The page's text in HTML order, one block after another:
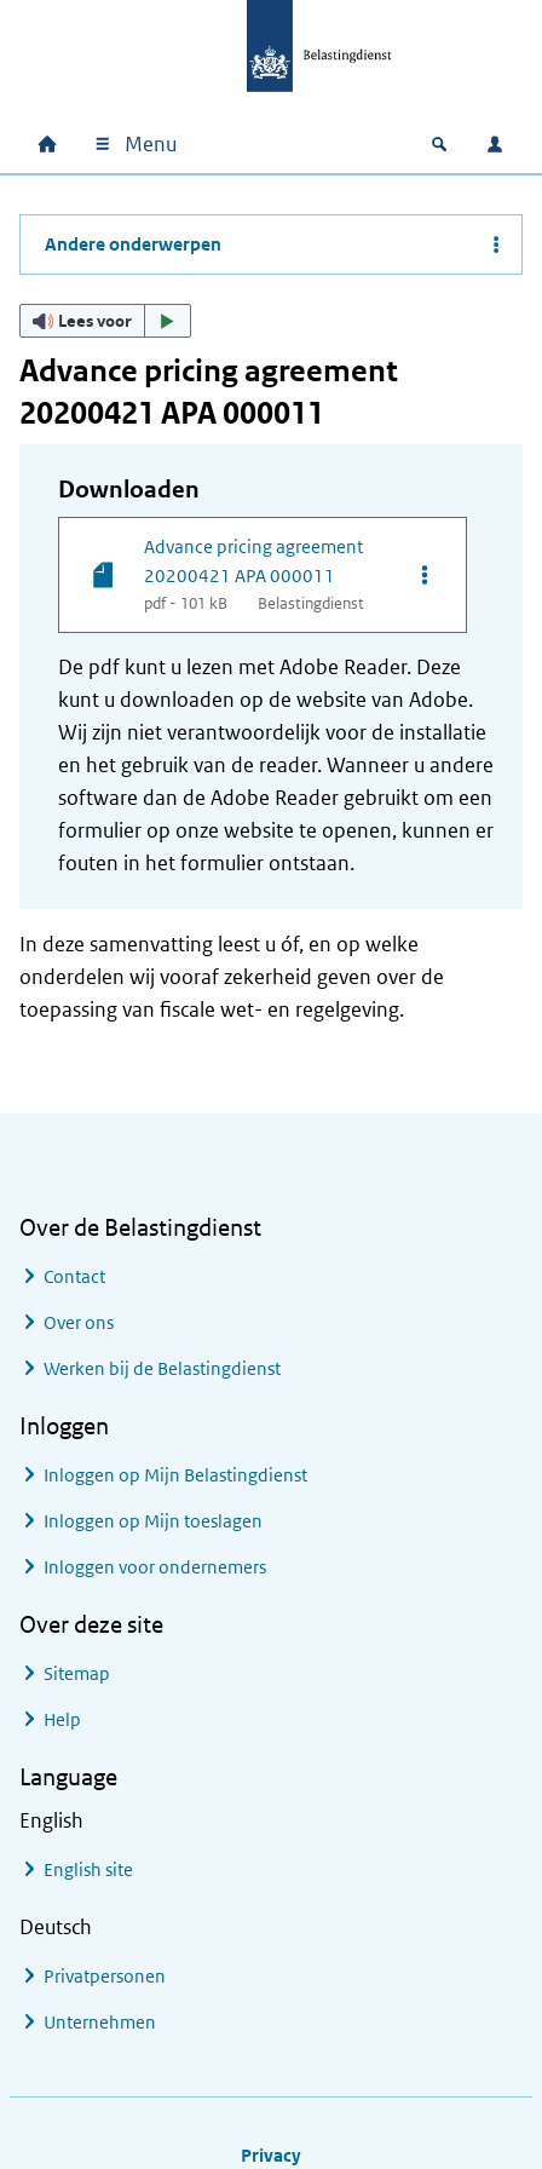
Hoofdnavigatie
Home Menu Open
Andere onderwerpen
Lees voor
Advance pricing agreement
20200421 APA 000011
Downloaden
Advance pricing agreement
20200421 APA 000011
pdf - 101 kB Belastingdienst
De pdf kunt u lezen met Adobe Reader. Deze
kunt u downloaden op de website van Adobe.
Wij zijn niet verantwoordelijk voor de installatie
en het gebruik van de reader. Wanneer u andere
software dan de Adobe Reader gebruikt om een
formulier op onze website te openen, kunnen er
fouten in het formulier ontstaan.
In deze samenvatting leest u óf, en op welke
onderdelen wij vooraf zekerheid geven over de
toepassing van fiscale wet- en regelgeving.
Over de Belastingdienst
Contact
Over ons
Werken bij de Belastingdienst
Inloggen
Inloggen op Mijn Belastingdienst
Inloggen op Mijn toeslagen
Inloggen voor ondernemers
Over deze site
Sitemap
Help
Language
English
English site
Deutsch
Privatpersonen
Unternehmen
Privacy